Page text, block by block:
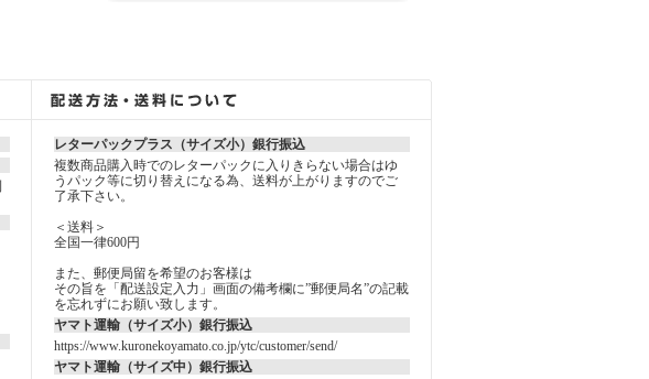
レターパックプラス（サイズ小）銀行振込
複数商品購入時でのレターパックに入りきらない場合はゆ
うパック等に切り替えになる為、送料が上がりますのでご
了承下さい。
＜送料＞
全国一律600円
また、郵便局留を希望のお客様は
その旨を「配送設定入力」画面の備考欄に”郵便局名”の記載
を忘れずにお願い致します。
ヤマト運輸（サイズ小）銀行振込
https://www.kuronekoyamato.co.jp/ytc/customer/send/
ヤマト運輸（サイズ中）銀行振込